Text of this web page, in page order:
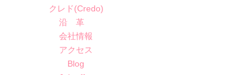
クレド(Credo)
沿 革
会社情報
アクセス
Blog